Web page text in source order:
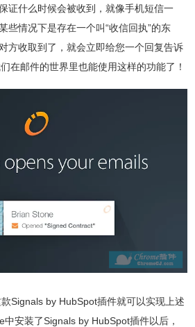
证什么时候会被收到，就像手机短信一
些情况下是存在一个叫“收信回执”的东
方收取到了，就会立即给您一个回复告诉
在邮件的世界里也能使用这样的功能了！
Signals by HubSpot插件就可以实现上述
安装了Signals by HubSpot插件以后，